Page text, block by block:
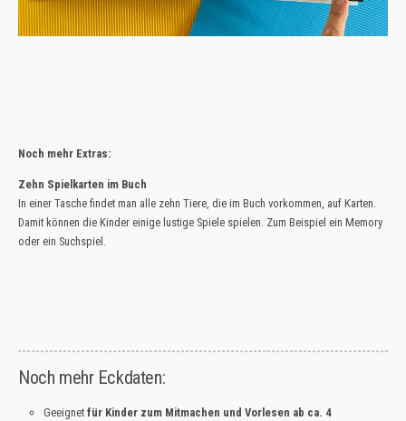
Noch mehr Extras:
Zehn Spielkarten im Buch
In einer Tasche findet man alle zehn Tiere, die im Buch vorkommen, auf Karten.
Damit können die Kinder einige lustige Spiele spielen. Zum Beispiel ein Memory
oder ein Suchspiel.
Noch mehr Eckdaten:
Geeignetfür Kinder zum Mitmachen und Vorlesen ab ca. 4